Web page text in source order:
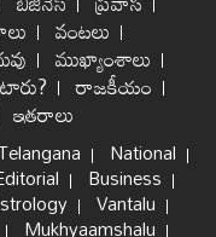
వంటలు
ముఖ్యాంశాలు
రాజకీయం
ఇతరాలు
National
Business
Vantalu
Mukhyaamshalu